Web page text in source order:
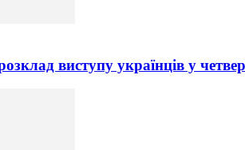
виступу українців у